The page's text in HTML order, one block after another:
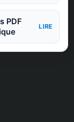
PDF
LIRE